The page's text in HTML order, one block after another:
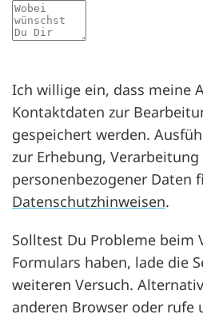
Mitteilung
Ich willige ein, dass meine
Kontaktdaten zur
gespeichert werden.
zur Erhebung,
personenbezogener Daten
Datenschutzhinweisen.
Solltest Du Probleme beim
Formulars haben, lade die
weiteren Versuch.
anderen Browser oder rufe